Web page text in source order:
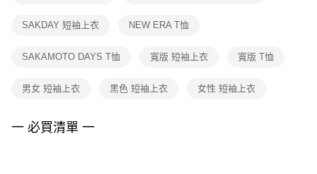
１．透過由恩沛科技股份有限公司提供之「AFTEE先享後付」服務完成之交
權轉讓予恩沛科技股份有限公司。
３．未成年的使用者請事先徵得法定代理人或監護人之同意方可使用
４．使用「AFTEE先享後付」時，將依據個別帳號之用戶狀況，依本公司即
SAKDAY 短袖上衣 NEW ERA T恤
SAKAMOTO DAYS T恤 寬版 短袖上衣 寬版 T恤
男女 短袖上衣 黑色 短袖上衣 女性 短袖上衣
一 必買清單 一